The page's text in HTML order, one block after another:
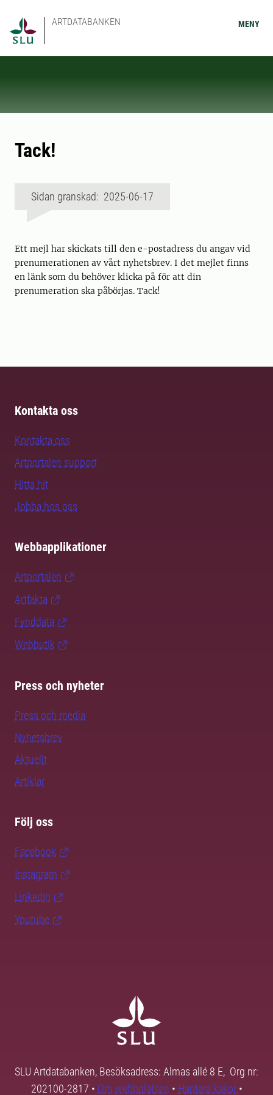
ARTDATABANKEN MENY
Tack!
Sidan granskad: 2025-06-17
Ett mejl har skickats till den e-postadress du angav vid
prenumerationen av vårt nyhetsbrev. I det mejlet finns
en länk som du behöver klicka på för att din
prenumeration ska påbörjas. Tack!
Kontakta oss
Kontakta oss
Artportalen support
Hitta hit
Jobba hos oss
Webbapplikationer
Artportalen
Artfakta
Fynddata
Webbutik
Press och nyheter
Press och media
Nyhetsbrev
Aktuellt
Artiklar
Följ oss
Facebook
Instagram
LinkedIn
Youtube
SLU Artdatabanken, Besöksadress: Almas allé 8 E, Org nr:
202100-2817 • Om webbplatsen • Hantera kakor •